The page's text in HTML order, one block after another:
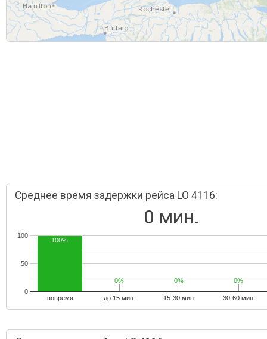
Среднее время задержки рейса LO 4116:
0 мин.
вовремя до 15 мин. 15-30 мин. 30-60 мин.
0
50
100
100%
0%
0% 0%
0% 0%
0%